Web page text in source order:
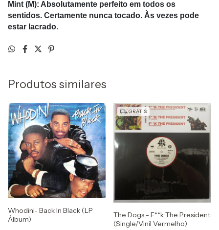
Mint (M): Absolutamente perfeito em todos os
sentidos. Certamente nunca tocado. Às vezes pode
estar lacrado.
Produtos similares
Whodini- Back In Black (LP
Álbum)
GRÁTIS
The Dogs - F**k The President
(Single/Vinil Vermelho)